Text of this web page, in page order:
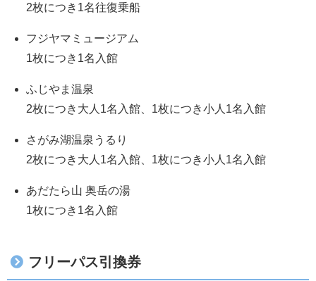
2枚につき1名往復乗船
フジヤマミュージアム
1枚につき1名入館
ふじやま温泉
2枚につき大人1名入館、1枚につき小人1名入館
さがみ湖温泉うるり
2枚につき大人1名入館、1枚につき小人1名入館
あだたら山 奥岳の湯
1枚につき1名入館
フリーパス引換券